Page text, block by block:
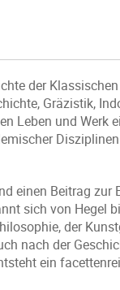
der
Gräzistik,
Leben und Werk
einen Beitrag zur
sich von Hegel
der
nach der
ein